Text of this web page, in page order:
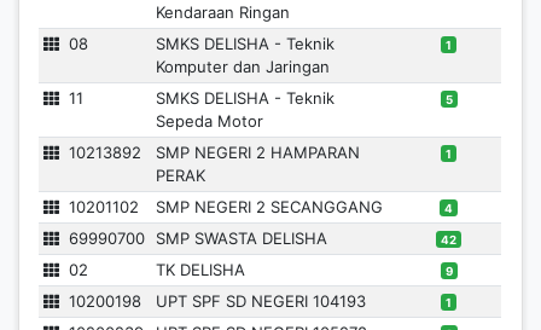
Kendaraan Ringan
08
SMKS DELISHA - Teknik
Komputer dan Jaringan
1
11
SMKS DELISHA - Teknik
Sepeda Motor
5
10213892
SMP NEGERI 2 HAMPARAN
PERAK
1
10201102 SMP NEGERI 2 SECANGGANG 4
69990700 SMP SWASTA DELISHA 42
02 TK DELISHA 9
10200198 UPT SPF SD NEGERI 104193 1